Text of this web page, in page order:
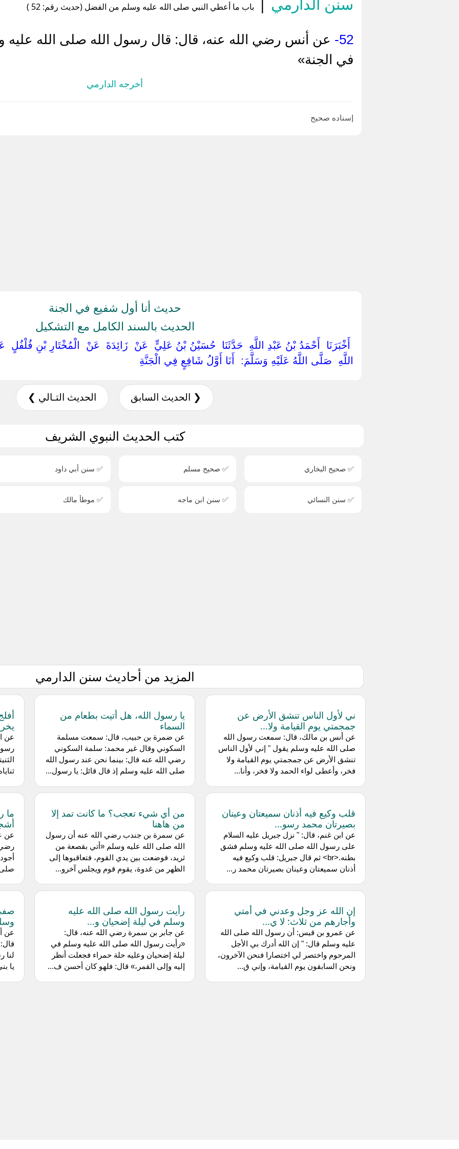
باب ما أعطي النبي صلى الله عليه وسلم من الفضل (حديث رقم: 52 )
52-
عن أنس رضي الله عنه، قال: قال رسول الله صلى الله عليه
في الجنة»
أخرجه الدارمي
إسناده صحيح
حديث أنا أول شفيع في الجنة
الحديث بالسند الكامل مع التشكيل
‏أَخْبَرَنَا ‏ ‏أَحْمَدُ بْنُ عَبْدِ اللَّهِ ‏ ‏حَدَّثَنَا ‏ ‏حُسَيْنُ بْنُ عَلِيٍّ ‏ ‏عَنْ ‏ ‏زَائِدَةَ ‏ ‏عَنْ ‏ ‏الْمُخْتَارِ بْنِ
اللَّهِ ‏ ‏صَلَّى اللَّهُ عَلَيْهِ وَسَلَّمَ: ‏ ‏أَنَا أَوَّلُ شَافِعٍ فِي الْجَنَّةِ ‏
❮ الحديث السابق الحديث التـالي ❯
كتب الحديث النبوي الشريف
✅ صحيح البخاري ✅ صحيح مسلم ✅ سنن أبي داود
✅ سنن النسائي ✅ سنن ابن ماجه ✅ موطأ مالك
المزيد من أحاديث سنن الدارمي
ني لأول الناس تنشق الأرض عن
جمجمتي يوم القيامة ولا...
عن أنس بن مالك، قال: سمعت رسول الله
صلى الله عليه وسلم يقول " إني لأول الناس
تنشق الأرض عن جمجمتي يوم القيامة ولا
فخر، وأعطى لواء الحمد ولا فخر، وأنا...
قلب وكيع فيه أذنان سميعتان وعينان
بصيرتان محمد رسو...
عن ابن غنم، قال: " نزل جبريل عليه السلام
على رسول الله صلى الله عليه وسلم فشق
بطنه.<br> ثم قال جبريل: قلب وكيع فيه
أذنان سميعتان وعينان بصيرتان محمد ر...
إن الله عز وجل وعدني في أمتي
وأجارهم من ثلاث: لا ي...
عن عمرو بن قيس: أن رسول الله صلى الله
عليه وسلم قال: " إن الله أدرك بي الأجل
المرحوم واختصر لي اختصارا فنحن الآخرون،
ونحن السابقون يوم القيامة، وإني ق...
يا رسول الله، هل أتيت بطعام من
السماء
عن ضمرة بن حبيب، قال: سمعت مسلمة
السكوني وقال غير محمد: سلمة السكوني
رضي الله عنه قال: بينما نحن عند رسول الله
صلى الله عليه وسلم إذ قال قائل: يا رسول...
من أي شيء تعجب؟ ما كانت تمد إلا
من هاهنا
عن سمرة بن جندب رضي الله عنه أن رسول
الله صلى الله عليه وسلم «أتي بقصعة من
ثريد، فوضعت بين يدي القوم، فتعاقبوها إلى
الظهر من غدوة، يقوم قوم ويجلس آخرو...
رأيت رسول الله صلى الله عليه
وسلم في ليلة إضحيان و...
عن جابر بن سمرة رضي الله عنه، قال:
«رأيت رسول الله صلى الله عليه وسلم في
ليلة إضحيان وعليه حلة حمراء فجعلت أنظر
إليه وإلى القمر،» قال: فلهو كان أحسن ف...
عن
ما
عن
رضي
صلى
عن
لنا
يا